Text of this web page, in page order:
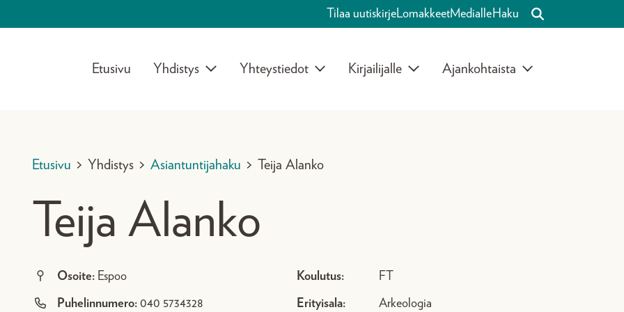
Tilaa uutiskirjeLomakkeetMedialleHaku
Etusivu Yhdistys Yhteystiedot Kirjailijalle Ajankohtaista
Etusivu > Yhdistys > Asiantuntijahaku > Teija Alanko
Teija Alanko
Osoite: Espoo
Puhelinnumero: 040 5734328
Koulutus: FT
Erityisala:
Arkeologia